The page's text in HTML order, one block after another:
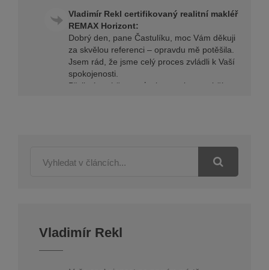
Vladimír Rekl